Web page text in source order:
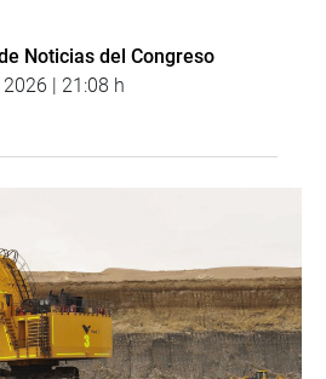
Noticias del Congreso
| 21:08 h